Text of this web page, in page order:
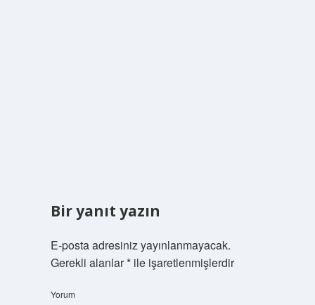
Bir yanıt yazın
E-posta adresiniz yayınlanmayacak.
Gerekli alanlar*ile işaretlenmişlerdir
Yorum